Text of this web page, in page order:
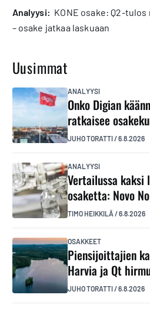
analyysi: KONE osake: Q2-
– osake jatkaa laskuaan
Uusimmat
ANALYYSI
Onko Digian
ratkaisee
JUHO TORATTI/6.8.2026
ANALYYSI
Vertailussa kaksi
osaketta: Novo
TIMO HEIKKILÄ /6.8.2026
OSAKKEET
Piensijoittajien
Harvia ja Qt
JUHO TORATTI/6.8.2026